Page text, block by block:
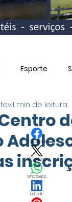
Esporte
1 min de leitura
Facebook
X (Twitter)
WhatsApp
LinkedIn